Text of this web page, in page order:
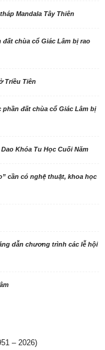
Mandala Tây Thiên
chùa cổ Giác Lâm bị rao
Triều Tiên
phần đất chùa cổ Giác Lâm bị
Khóa Tu Học Cuối Năm
cần có nghệ thuật, khoa học
dẫn chương trình các lễ hội
– 2026)